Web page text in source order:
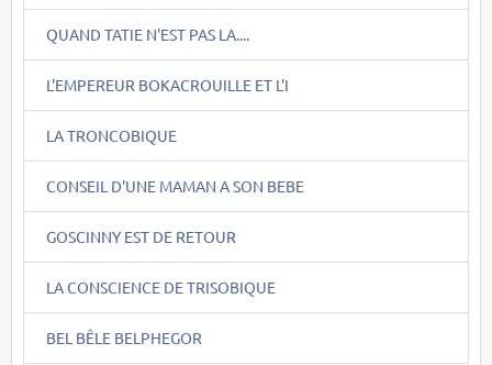
QUAND TATIE N'EST PAS LA....
L'EMPEREUR BOKACROUILLE ET L'I
LA TRONCOBIQUE
CONSEIL D'UNE MAMAN A SON BEBE
GOSCINNY EST DE RETOUR
LA CONSCIENCE DE TRISOBIQUE
BEL BÊLE BELPHEGOR